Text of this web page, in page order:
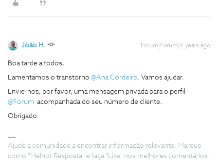
João H. Forum|Forum|4 years ago
Boa tarde a todos,
Lamentamos o transtorno @Ana Cordeiro . Vamos ajudar.
Envie-nos, por favor, uma mensagem privada para o perfil
@Fórum acompanhada do seu número de cliente.
Obrigado
Ajude a comunidade a encontrar informação relevante. Marque
como "Melhor Resposta" e faça "Like" nos melhores comentários.